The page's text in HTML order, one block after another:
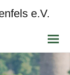
e.V.
Inhalt